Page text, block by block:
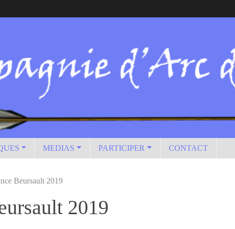
MEDIAS PARTICIPER CONTACT
Beursault 2019
2019